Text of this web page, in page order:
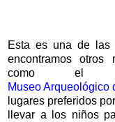
Esta es una de las
encontramos otros
como
Museo Arqueológico
lugares preferidos
llevar a los niños